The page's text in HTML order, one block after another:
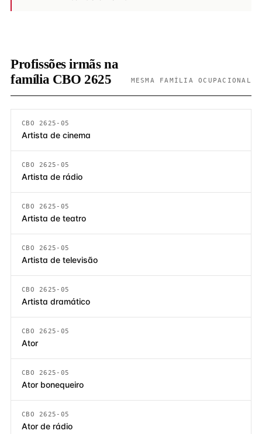
Profissões irmãs na
família CBO 2625
MESMA FAMÍLIA OCUPACIONAL
CBO 2625-05
Artista de cinema
CBO 2625-05
Artista de rádio
CBO 2625-05
Artista de teatro
CBO 2625-05
Artista de televisão
CBO 2625-05
Artista dramático
CBO 2625-05
Ator
CBO 2625-05
Ator bonequeiro
CBO 2625-05
Ator de rádio